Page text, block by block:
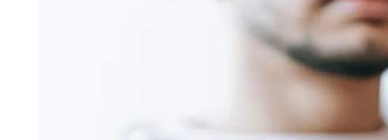
Praia dos Namorados